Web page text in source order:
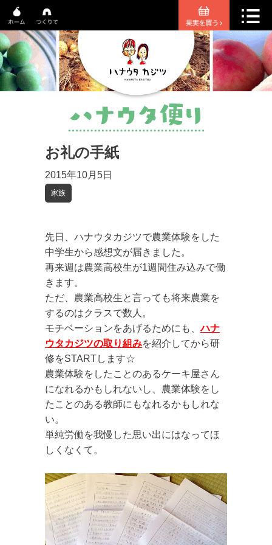
お礼の手紙
2015年10月5日
家族
先日、ハナウタカジツで農業体験をした
中学生から感想文が届きました。
再来週は農業高校生が1週間住み込みで働
きます。
ただ、農業高校生と言っても将来農業を
するのはクラスで数人。
モチベーションをあげるためにも、ハナ
ウタカジツの取り組みを紹介してから研
修をSTARTします☆
農業体験をしたことのあるケーキ屋さん
になれるかもしれないし、農業体験をし
たことのある教師にもなれるかもしれな
い。
単純労働を我慢した思い出にはなってほ
しくなくて。